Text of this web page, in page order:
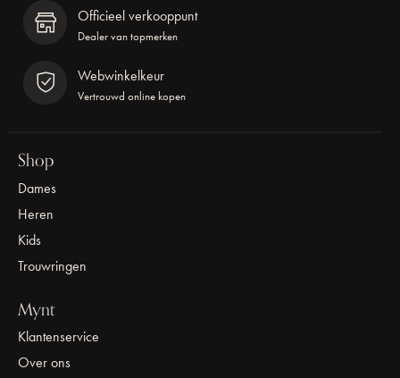
Officieel verkooppunt
Dealer van topmerken
Webwinkelkeur
Vertrouwd online kopen
Shop
Dames
Heren
Kids
Trouwringen
Mynt
Klantenservice
Over ons